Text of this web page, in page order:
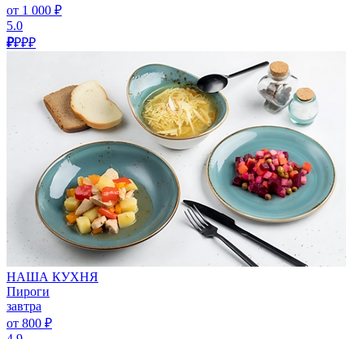
от 1 000 ₽
5.0
₽₽₽₽
НАША КУХНЯ
Пироги
завтра
от 800 ₽